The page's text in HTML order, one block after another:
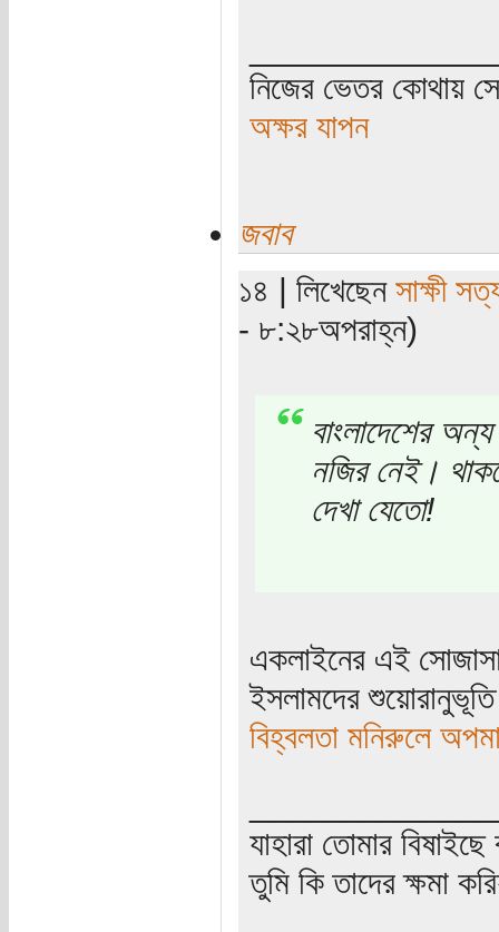
নিজের ভেতর কোথায়
অক্ষর যাপন
জবাব
১৪ | লিখেছেন সাক্ষী
- ৮:২৮অপরাহ্ন)
বাংলাদেশের
নজির নেই।
দেখা যেতো!
একলাইনের এই
ইসলামদের
বিহ্বলতা মনিরুলে
যাহারা তোমার
তুমি কি তাদের ক্ষমা